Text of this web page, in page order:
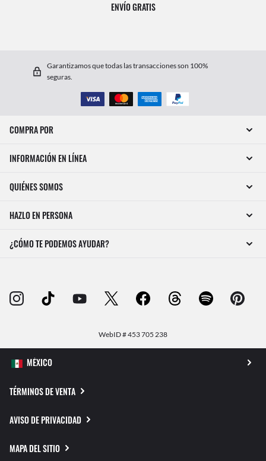
ENVÍO GRATIS
Garantizamos que todas las transacciones son 100%
seguras.
COMPRA POR
INFORMACIÓN EN LÍNEA
QUIÉNES SOMOS
HAZLO EN PERSONA
¿CÓMO TE PODEMOS AYUDAR?
WebID #453 705 238
TÉRMINOS DE VENTA
AVISO DE PRIVACIDAD
MAPA DEL SITIO